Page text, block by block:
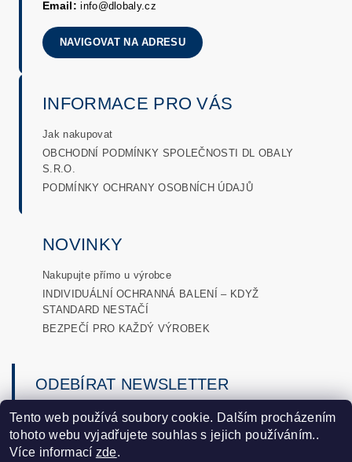
Email: info@dlobaly.cz
NAVIGOVAT NA ADRESU
INFORMACE PRO VÁS
Jak nakupovat
OBCHODNÍ PODMÍNKY SPOLEČNOSTI DL OBALY
S.R.O.
PODMÍNKY OCHRANY OSOBNÍCH ÚDAJŮ
NOVINKY
Nakupujte přímo u výrobce
INDIVIDUÁLNÍ OCHRANNÁ BALENÍ – KDYŽ
STANDARD NESTAČÍ
BEZPEČÍ PRO KAŽDÝ VÝROBEK
ODEBÍRAT NEWSLETTER
→
Vložením e-mailu souhlasíte s podmínkami ochrany osobních
údajů .
Tento web používá soubory cookie. Dalším procházením
tohoto webu vyjadřujete souhlas s jejich používáním..
Více informací zde.